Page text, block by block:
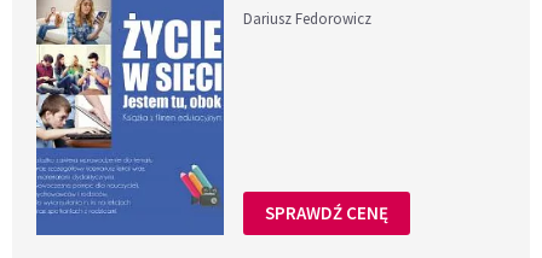
Dariusz Fedorowicz
SPRAWDŹ CENĘ